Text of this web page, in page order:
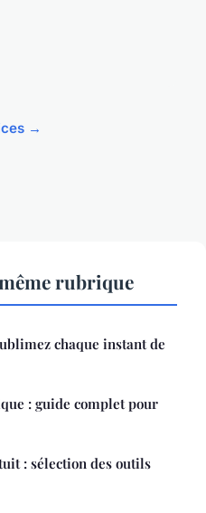
→
rubrique
chaque instant de
: guide complet pour
: sélection des outils